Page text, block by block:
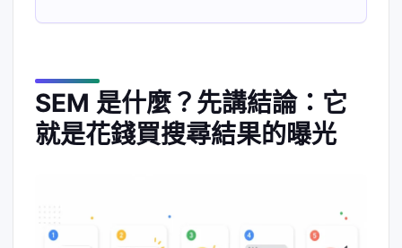
SEM 是什麼？先講結論：它
就是花錢買搜尋結果的曝光